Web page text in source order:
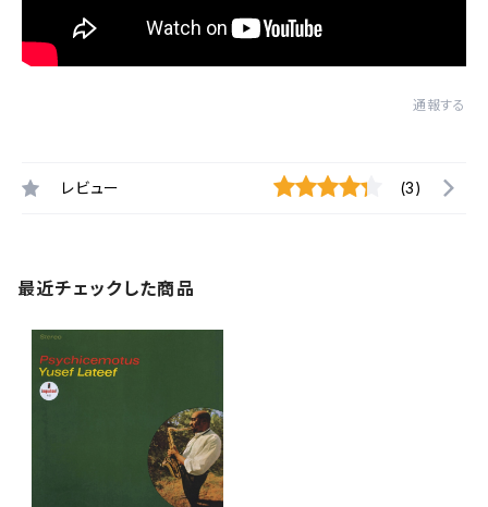
通報する
レビュー (3)
最近チェックした商品